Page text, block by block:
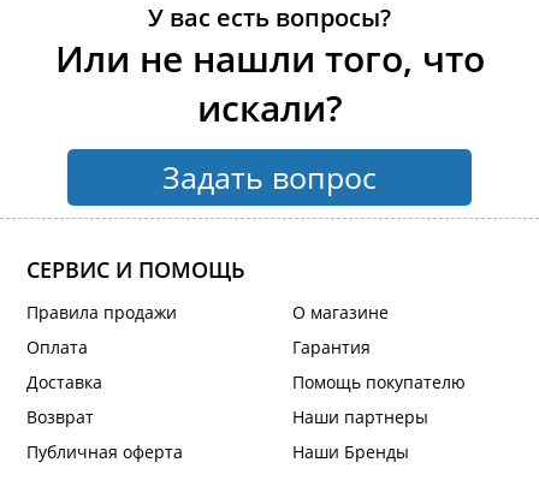
У вас есть вопросы?
Или не нашли того, что
искали?
Задать вопрос
СЕРВИС И ПОМОЩЬ
Правила продажи
Оплата
Доставка
Возврат
Публичная оферта
О магазине
Гарантия
Помощь покупателю
Наши партнеры
Наши Бренды